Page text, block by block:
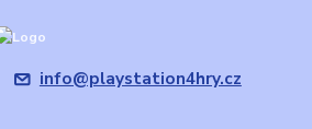
info@playstation4hry.cz